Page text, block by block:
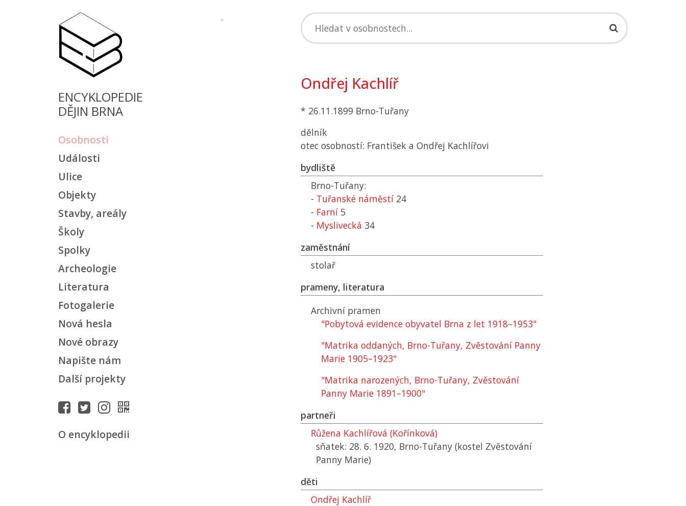
ENCYKLOPEDIE
DĚJIN BRNA
Osobnosti
Události
Ulice
Objekty
Stavby, areály
Školy
Spolky
Archeologie
Literatura
Fotogalerie
Nová hesla
Nové obrazy
Napište nám
Další projekty
O encyklopedii
Ondřej Kachlíř
* 26.11.1899 Brno-Tuřany
dělník
otec osobností: František a Ondřej Kachlířovi
bydliště
Brno-Tuřany:
- Tuřanské náměstí 24
- Farní 5
- Myslivecká 34
zaměstnání
stolař
prameny, literatura
Archivní pramen
"Pobytová evidence obyvatel Brna z let 1918–⁠1953"
"Matrika oddaných, Brno-Tuřany, Zvěstování Panny
Marie 1905–1923"
"Matrika narozených, Brno-Tuřany, Zvěstování
Panny Marie 1891–1900"
partneři
Růžena Kachlířová (Kořínková)
sňatek: 28. 6. 1920, Brno-Tuřany (kostel Zvěstování
Panny Marie)
děti
Ondřej Kachlíř